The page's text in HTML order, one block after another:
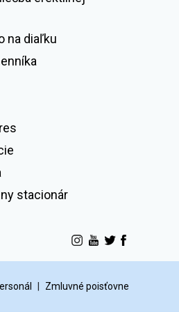
na diaľku
stacionár
Zmluvné poisťovne